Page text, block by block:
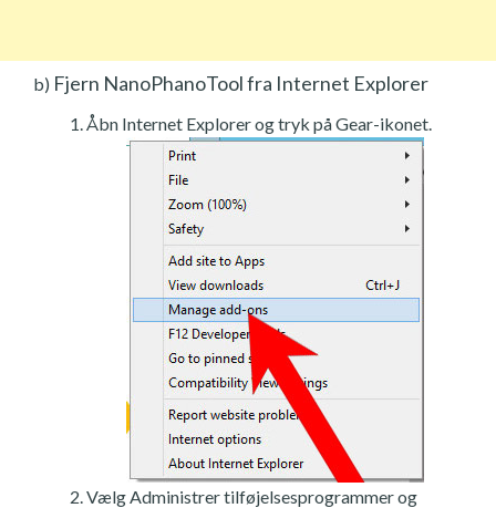
b) Fjern NanoPhanoTool fra Internet Explorer
Åbn Internet Explorer og tryk på Gear-ikonet.
Vælg Administrer tilføjelsesprogrammer og